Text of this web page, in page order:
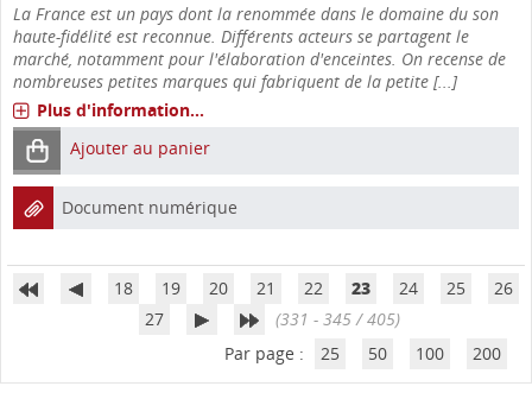
La France est un pays dont la renommée dans le domaine du son
haute-fidélité est reconnue. Différents acteurs se partagent le
marché, notamment pour l'élaboration d'enceintes. On recense de
nombreuses petites marques qui fabriquent de la petite [...]
Plus d'information...
Ajouter au panier
Document numérique
18 19 20 21 22 23 24 25
26
27
(331 - 345 / 405)
Par page :
25 50 100 200